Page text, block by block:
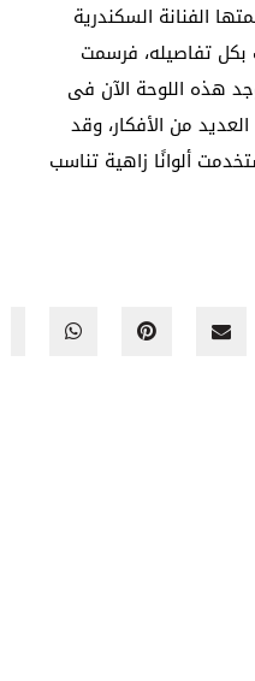
الفنانة السكندرية
تفاصيله، فرسمت
هذه اللوحة الآن فى
من الأفكار، وقد
ألوانًا زاهية تناسب